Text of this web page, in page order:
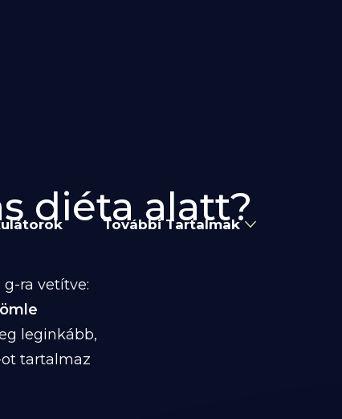
További Tartalmak
diéta alatt?
ra vetítve:
leginkább,
tartalmaz